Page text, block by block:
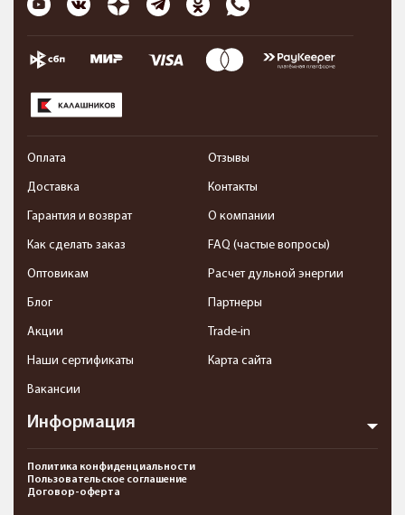
Информация
Оплата
Доставка
Гарантия и возврат
Как сделать заказ
Оптовикам
Блог
Акции
Наши сертификаты
Вакансии
Отзывы
Контакты
О компании
FAQ (частые вопросы)
Расчет дульной энергии
Партнеры
Trade-in
Карта сайта
Политика конфиденциальности
Пользовательское соглашение
Договор-оферта